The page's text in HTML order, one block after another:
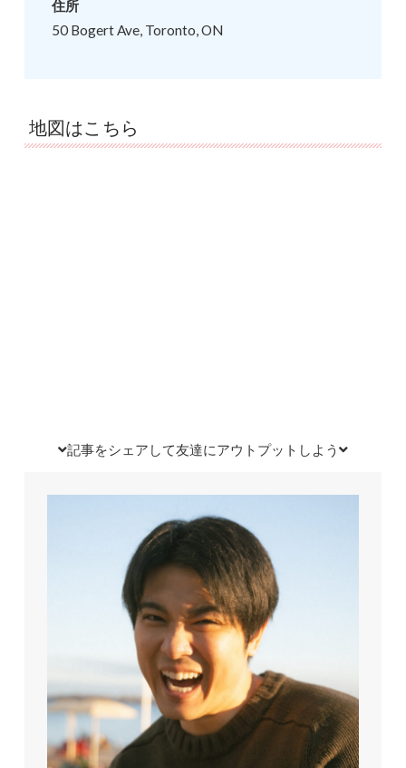
住所
50 Bogert Ave, Toronto, ON
地図はこちら
記事をシェアして友達にアウトプットしよう